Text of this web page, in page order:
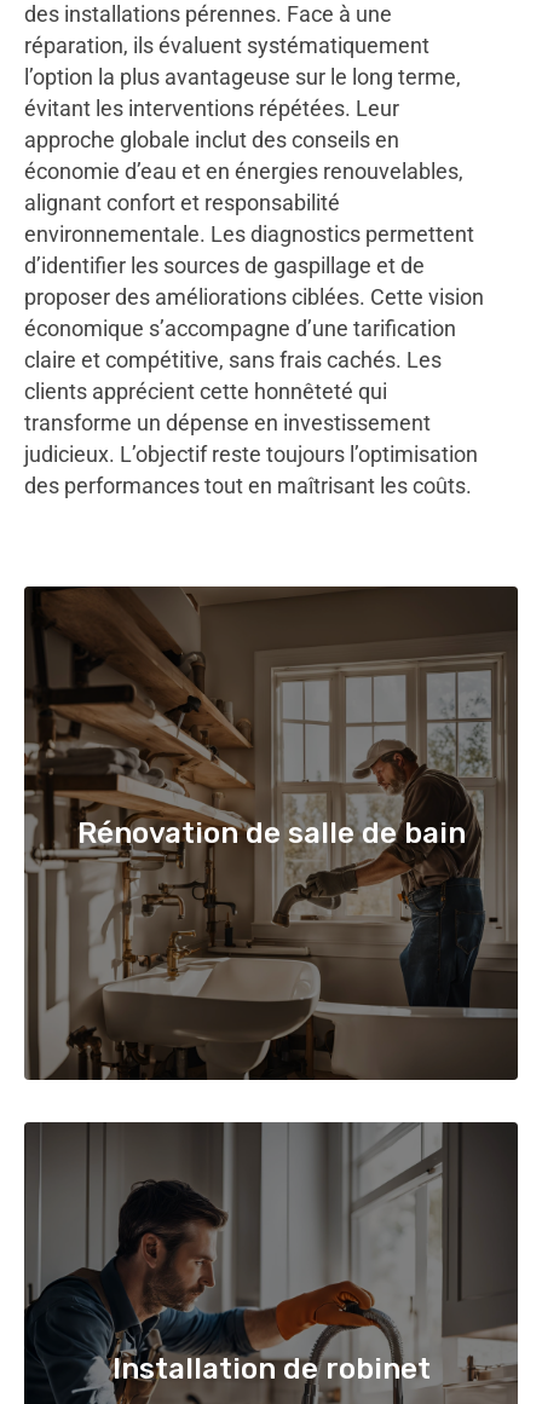
des installations pérennes. Face à une
réparation, ils évaluent systématiquement
l’option la plus avantageuse sur le long terme,
évitant les interventions répétées. Leur
approche globale inclut des conseils en
économie d’eau et en énergies renouvelables,
alignant confort et responsabilité
environnementale. Les diagnostics permettent
d’identifier les sources de gaspillage et de
proposer des améliorations ciblées. Cette vision
économique s’accompagne d’une tarification
claire et compétitive, sans frais cachés. Les
clients apprécient cette honnêteté qui
transforme un dépense en investissement
judicieux. L’objectif reste toujours l’optimisation
des performances tout en maîtrisant les coûts.
Rénovation de salle de bain
Installation de robinet